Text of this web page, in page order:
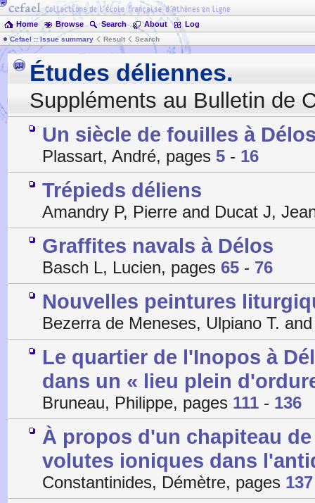
Home Browse Search About Log
Cefael :: Issue summary Result Search
Études déliennes.
Suppléments au Bulletin de
Un siècle de fouilles à
Plassart, André, pages 5 - 16
Trépieds déliens
Amandry P, Pierre and Ducat J,
Graffites navals à Délos
Basch L, Lucien, pages 65 - 76
Nouvelles peintures
Bezerra de Meneses, Ulpiano T.
Le quartier de l'Inopos à
dans un « lieu plein
Bruneau, Philippe, pages 111 - 136
À propos d'un chapiteau
volutes ioniques dans
Constantinides, Démètre, pages 137